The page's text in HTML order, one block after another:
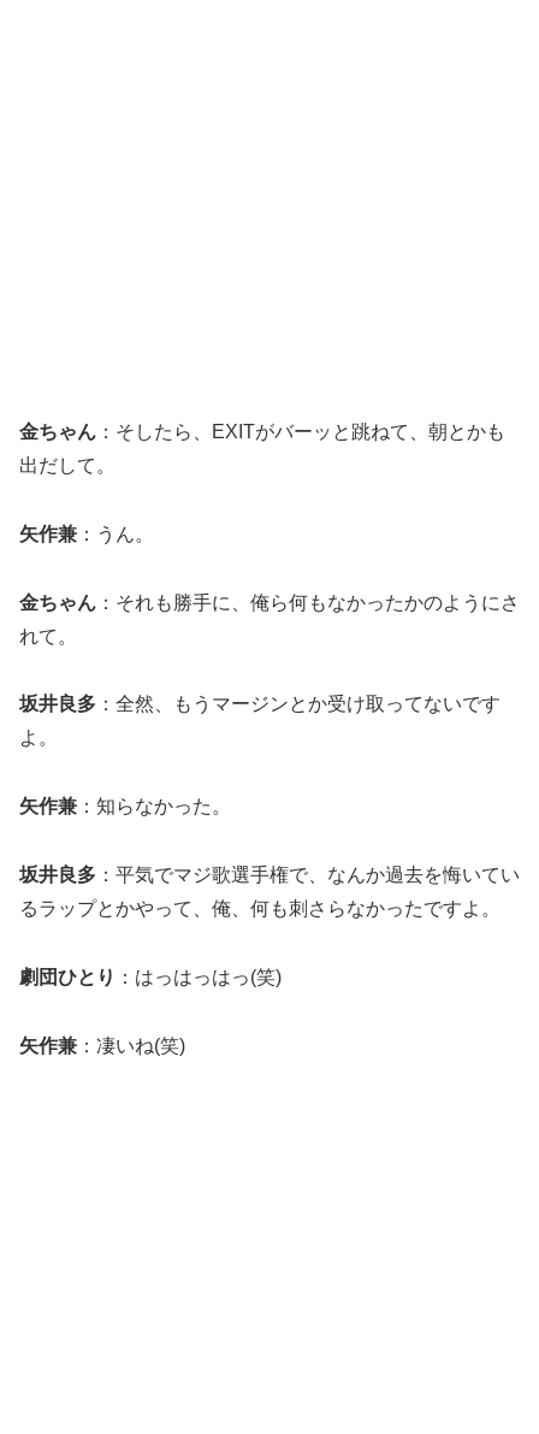
金ちゃん ：そしたら、EXITがバーッと跳ねて、朝とかも
出だして。
矢作兼 ：うん。
金ちゃん ：それも勝手に、俺ら何もなかったかのようにさ
れて。
坂井良多 ：全然、もうマージンとか受け取ってないです
よ。
矢作兼 ：知らなかった。
坂井良多 ：平気でマジ歌選手権で、なんか過去を悔いてい
るラップとかやって、俺、何も刺さらなかったですよ。
劇団ひとり ：はっはっはっ(笑)
矢作兼 ：凄いね(笑)